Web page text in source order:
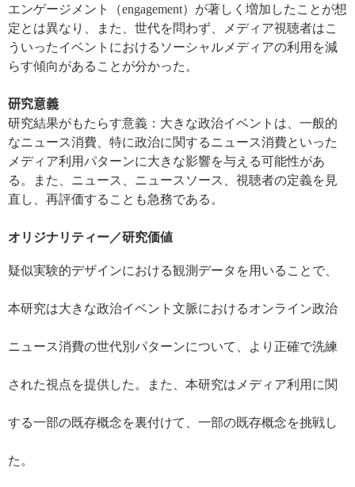
エンゲージメント（engagement）が著しく増加したことが想
定とは異なり、また、世代を問わず、メディア視聴者はこ
ういったイベントにおけるソーシャルメディアの利用を減
らす傾向があることが分かった。
研究意義
研究結果がもたらす意義：大きな政治イベントは、一般的
なニュース消費、特に政治に関するニュース消費といった
メディア利用パターンに大きな影響を与える可能性があ
る。また、ニュース、ニュースソース、視聴者の定義を見
直し、再評価することも急務である。
オリジナリティー／研究価値
疑似実験的デザインにおける観測データを用いることで、
本研究は大きな政治イベント文脈におけるオンライン政治
ニュース消費の世代別パターンについて、より正確で洗練
された視点を提供した。また、本研究はメディア利用に関
する一部の既存概念を裏付けて、一部の既存概念を挑戦し
た。